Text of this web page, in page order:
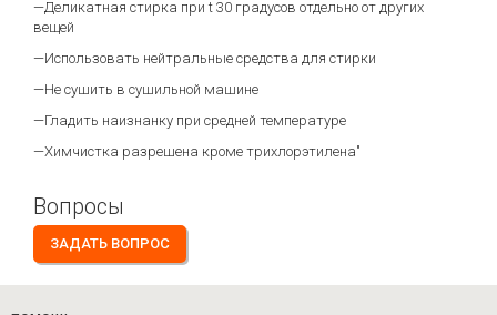
—Деликатная стирка при t 30 градусов отдельно от других
вещей
—Использовать нейтральные средства для стирки
—Не сушить в сушильной машине
—Гладить наизнанку при средней температуре
—Химчистка разрешена кроме трихлорэтилена"
Вопросы
ЗАДАТЬ ВОПРОС